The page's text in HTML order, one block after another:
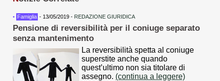
• Famiglia - 13/05/2019 - REDAZIONE GIURIDICA
Pensione di reversibilità per il coniuge separato
senza mantenimento
La reversibilità spetta al coniuge
superstite anche quando
quest’ultimo non sia titolare di
assegno. (continua a leggere)